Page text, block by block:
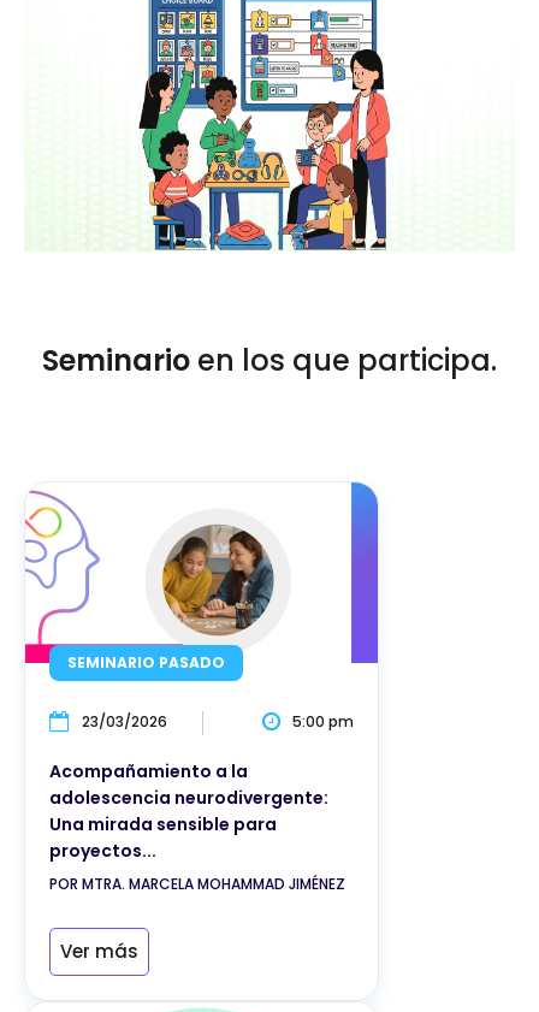
Seminario en los que participa.
SEMINARIO PASADO
23/03/2026 5:00 pm
Acompañamiento a la
adolescencia neurodivergente:
Una mirada sensible para
proyectos...
POR MTRA. MARCELA MOHAMMAD JIMÉNEZ
Ver más